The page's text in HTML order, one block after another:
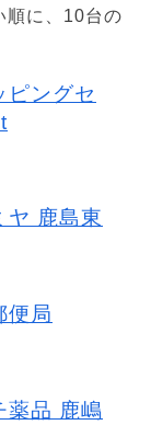
順に、10台の
ングセ
ヤ 鹿島東
便局
薬品 鹿嶋